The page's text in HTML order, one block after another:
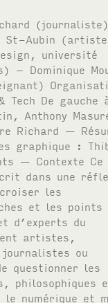
(journaliste)
St-Aubin
université
– Dominique
De gauche
Anthony
Richard —
graphique :
— Contexte Ce
dans une
les
et les points
d’experts du
artistes,
ou
questionner les
philosophiques
numérique et